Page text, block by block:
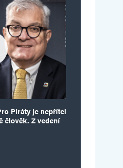
Piráty je nepřítel
člověk. Z vedení